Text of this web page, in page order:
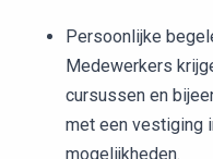
Persoonlijke
Medewerkers
cursussen en
met een vestiging
mogelijkheden.